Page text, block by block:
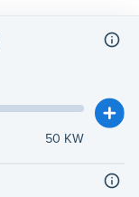
50 KW